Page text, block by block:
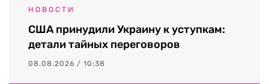
НОВОСТИ
США принудили Украину к уступкам:
детали тайных переговоров
08.08.2026 / 10:38